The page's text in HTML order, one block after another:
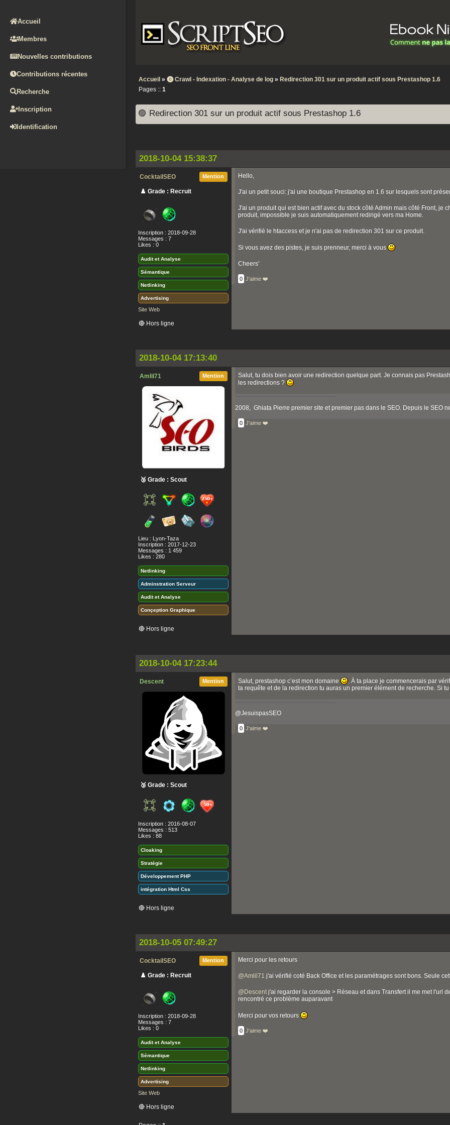
Accueil
Membres
Nouvelles contributions
Contributions récentes
Recherche
Inscription
Identification
Accueil » ⓿ Crawl - Indexation - Analyse de log » Redirection 301 sur un produit actif sous Prestashop 1.6
Pages :: 1
🟣 Redirection 301 sur un produit actif sous Prestashop 1.6
2018-10-04 15:38:37
Mention
CocktailSEO
♟️ Grade : Recruit
Inscription : 2018-09-28
Messages : 7
Likes : 0
Audit et Analyse
Sémantique
Netlinking
Advertising
Site Web
Hello,
J'ai un petit souci: j'ai une boutique Prestashop en 1.6 sur lesquels sont
J'ai un produit qui est bien actif avec du stock côté Admin mais côté Front,
produit, impossible je suis automatiquement redirigé vers ma Home.
J'ai vérifié le htaccess et je n'ai pas de redirection 301 sur ce produit.
Si vous avez des pistes, je suis prenneur, merci à vous
Cheers'
0 J'aime ❤️
🔴 Hors ligne
2018-10-04 17:13:40
Mention
Amlil71
🥉 Grade : Scout
Lieu : Lyon-Taza
Inscription : 2017-12-23
Messages : 1 459
Likes : 280
Netlinking
Adminstration Serveur
Audit et Analyse
Conçeption Graphique
Salut, tu dois bien avoir une redirection quelque part. Je connais pas
les redirections ?
2008, Ghiata Pierre premier site et premier pas dans le SEO. Depuis le SEO
0 J'aime ❤️
🔴 Hors ligne
2018-10-04 17:23:44
Mention
Descent
🥉 Grade : Scout
Inscription : 2016-08-07
Messages : 513
Likes : 88
Cloaking
Stratégie
Développement PHP
intégration Html Css
Salut, prestashop c’est mon domaine
. À ta place je commencerais par
ta requête et de la redirection tu auras un premier élément de recherche. Si
@JesuispasSEO
0 J'aime ❤️
🔴 Hors ligne
2018-10-05 07:49:27
Mention
CocktailSEO
♟️ Grade : Recruit
Inscription : 2018-09-28
Messages : 7
Likes : 0
Audit et Analyse
Sémantique
Netlinking
Advertising
Site Web
Merci pour les retours
@Amlil71 j'ai vérifié coté Back Office et les paramétrages sont bons. Seule
@Descent j'ai regarder la console > Réseau et dans Transfert il me met l'url
rencontré ce problème auparavant
Merci pour vos retours
0 J'aime ❤️
🔴 Hors ligne